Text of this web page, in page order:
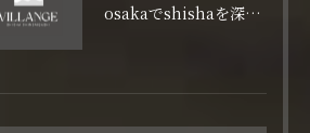
osakaでshishaを深く味わうdarkleafとcigarleafの特徴比較ガイド